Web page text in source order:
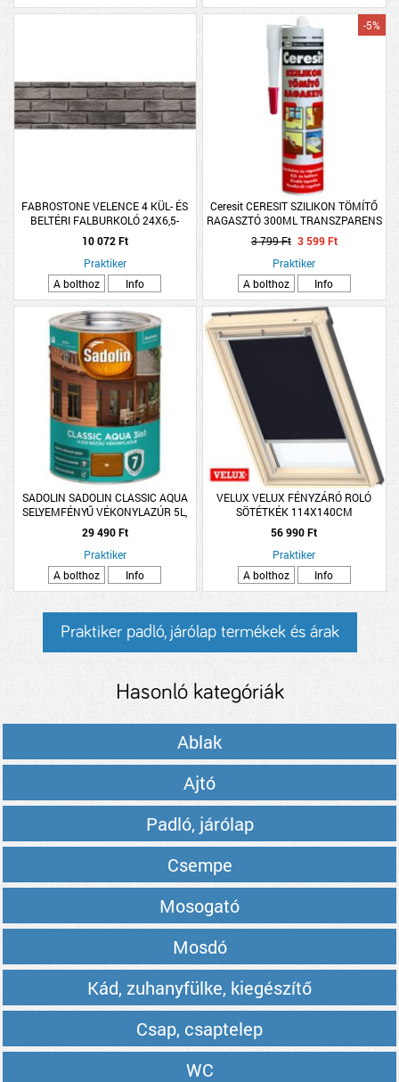
FABROSTONE VELENCE 4 KÜL- ÉS
BELTÉRI FALBURKOLÓ 24X6,5-
7X2CM
10 072 Ft
Praktiker
A bolthoz
Info
Ceresit CERESIT SZILIKON TÖMÍTŐ
RAGASZTÓ 300ML TRANSZPARENS
-5%
3 799 Ft 3 599 Ft
Praktiker
A bolthoz
Info
SADOLIN SADOLIN CLASSIC AQUA
SELYEMFÉNYŰ VÉKONYLAZÚR 5L,
DIÓ
29 490 Ft
Praktiker
A bolthoz
Info
VELUX VELUX FÉNYZÁRÓ ROLÓ
SÖTÉTKÉK 114X140CM
DKLS081100S
56 990 Ft
Praktiker
A bolthoz
Info
Praktiker padló, járólap termékek és árak
Hasonló kategóriák
Ablak
Ajtó
Padló, járólap
Csempe
Mosogató
Mosdó
Kád, zuhanyfülke, kiegészítő
Csap, csaptelep
WC